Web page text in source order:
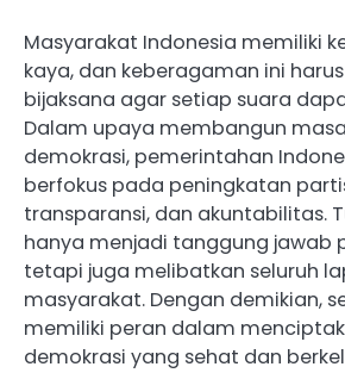
Masyarakat Indonesia memiliki
kaya, dan keberagaman ini
bijaksana agar setiap suara
Dalam upaya membangun
demokrasi, pemerintahan
berfokus pada peningkatan
transparansi, dan akuntabilitas.
hanya menjadi tanggung jawab
tetapi juga melibatkan seluruh
masyarakat. Dengan demikian,
memiliki peran dalam
demokrasi yang sehat dan